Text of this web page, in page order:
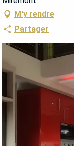
M'y rendre
Partager